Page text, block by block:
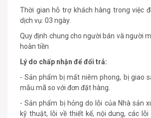
Thời gian hỗ trợ khách hàng trong việc
dịch vụ: 03 ngày.
Quy định chung cho người bán và người
hoàn tiền
Lý do chấp nhận để đổi trả:
- Sản phẩm bị mất niêm phong, bị giao
mẫu mã so với đơn đặt hàng.
- Sản phẩm bị hỏng do lỗi của Nhà sản
kỹ thuật, lỗi về thiết kế, nội dung, các